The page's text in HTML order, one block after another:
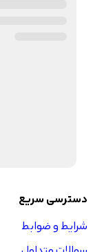
دسترسی سریع
شرایط و ضوابط